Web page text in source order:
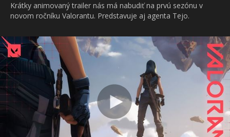
Krátky animovaný trailer nás má nabudiť na prvú sezónu v
novom ročníku Valorantu. Predstavuje aj agenta Tejo.